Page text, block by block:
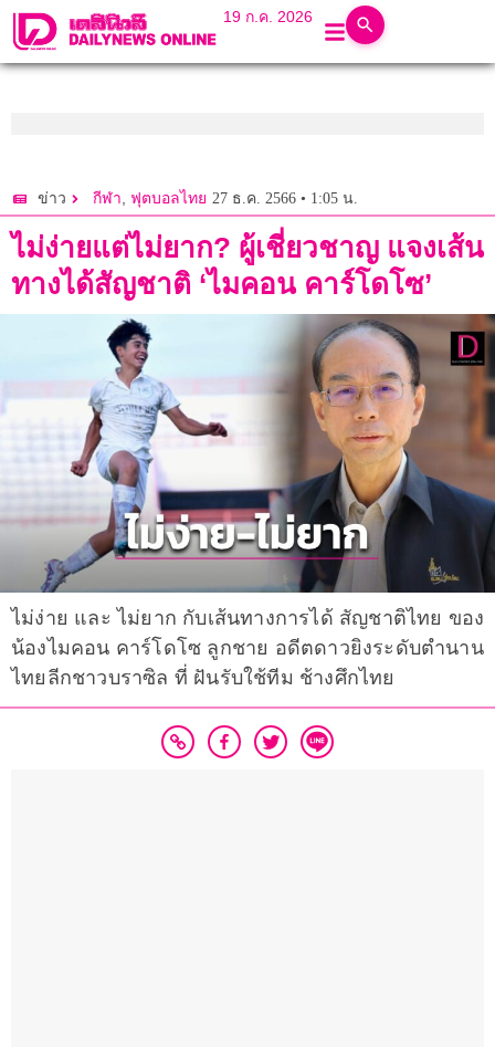
19 ก.ค. 2026
ข่าว กีฬา, ฟุตบอลไทย 27 ธ.ค. 2566 • 1:05 น.
ไม่ง่ายแต่ไม่ยาก? ผู้เชี่ยวชาญ แจงเส้น
ทางได้สัญชาติ ‘ไมคอน คาร์โดโซ’
ไม่ง่าย และ ไม่ยาก กับเส้นทางการได้ สัญชาติไทย ของ
น้องไมคอน คาร์โดโซ ลูกชาย อดีตดาวยิงระดับตำนาน
ไทยลีกชาวบราซิล ที่ ฝันรับใช้ทีม ช้างศึกไทย